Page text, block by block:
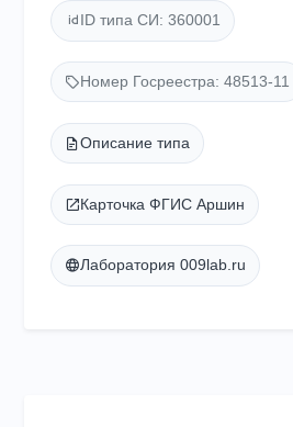
ID типа СИ: 360001
Номер Госреестра: 48513-11
Описание типа
Карточка ФГИС Аршин
Лаборатория 009lab.ru